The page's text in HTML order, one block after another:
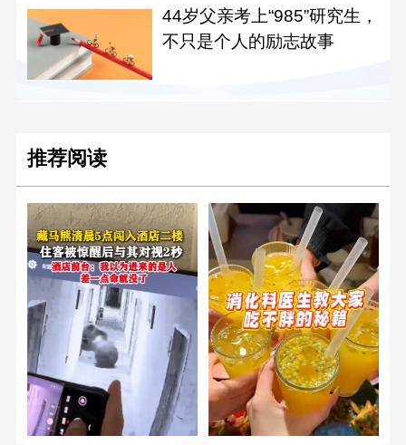
44岁父亲考上“985”研究生，
不只是个人的励志故事
推荐阅读